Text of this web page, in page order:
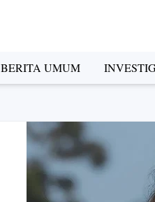
BERITA UMUM